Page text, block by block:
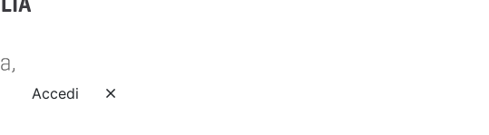
Accedi